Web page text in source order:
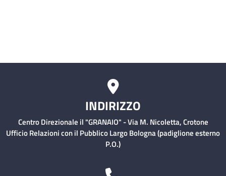
INDIRIZZO
Centro Direzionale il "GRANAIO" - Via M. Nicoletta, Crotone
Ufficio Relazioni con il Pubblico Largo Bologna (padiglione esterno
P.O.)